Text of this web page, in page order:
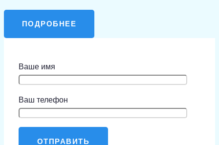
ПОДРОБНЕЕ
Ваше имя
Ваш телефон